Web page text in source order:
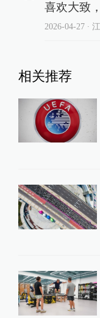
喜欢大致
2026-04-27∙
相关推荐